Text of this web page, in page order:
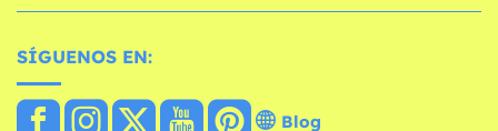
SÍGUENOS EN:
Blog